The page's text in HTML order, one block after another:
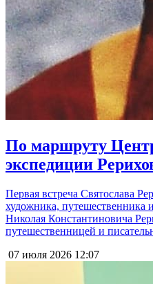
По маршруту
экспедиции
Первая встреча Святослава
художника, путешественника
Николая Константиновича
путешественницей и
07 июля 2026 12:07